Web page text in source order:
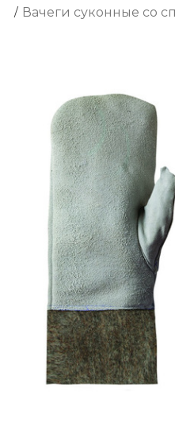
/ Вачеги суконные со